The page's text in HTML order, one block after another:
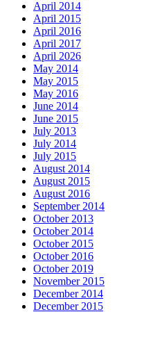
April 2014
April 2015
April 2016
April 2017
April 2026
May 2014
May 2015
May 2016
June 2014
June 2015
July 2013
July 2014
July 2015
August 2014
August 2015
August 2016
September 2014
October 2013
October 2014
October 2015
October 2016
October 2019
November 2015
December 2014
December 2015